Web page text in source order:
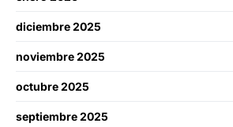
diciembre 2025
noviembre 2025
octubre 2025
septiembre 2025